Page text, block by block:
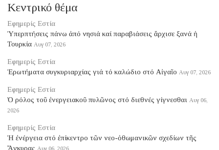
Κεντρικό θέμα
Εφημερίς Εστία
Ὑπερπτήσεις πάνω ἀπό νησιά καί παραβιάσεις ἄρχισε ξανά ἡ
Τουρκία Αυγ 07, 2026
Εφημερίς Εστία
Ἐρωτήματα συγκυριαρχίας γιά τό καλώδιο στό Αἰγαῖο Αυγ 07, 2026
Εφημερίς Εστία
Ὁ ρόλος τοῦ ἐνεργειακοῦ πυλῶνος στό διεθνές γίγνεσθαι Αυγ 06,
2026
Εφημερίς Εστία
Ἡ ἐνέργεια στό ἐπίκεντρο τῶν νεο-ὀθωμανικῶν σχεδίων τῆς
Ἄγκυρας Αυγ 06, 2026